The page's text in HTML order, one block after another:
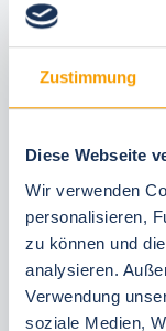
Zustimmung
Diese Webseite
Wir verwenden
personalisieren,
zu können und
analysieren.
Verwendung
soziale Medien,
1 rating
Your
best price
Reserve
30 Tage
Flexible